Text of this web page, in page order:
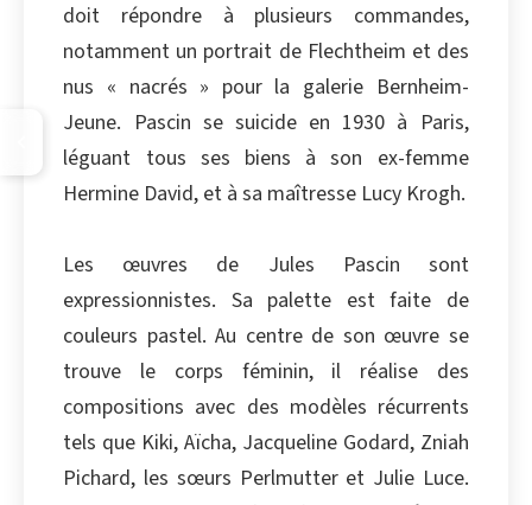
doit répondre à plusieurs commandes,
notamment un portrait de Flechtheim et des
nus « nacrés » pour la galerie Bernheim-
Jeune. Pascin se suicide en 1930 à Paris,
léguant tous ses biens à son ex-femme
Hermine David, et à sa maîtresse Lucy Krogh.
Les œuvres de Jules Pascin sont
expressionnistes. Sa palette est faite de
couleurs pastel. Au centre de son œuvre se
trouve le corps féminin, il réalise des
compositions avec des modèles récurrents
tels que Kiki, Aïcha, Jacqueline Godard, Zniah
Pichard, les sœurs Perlmutter et Julie Luce.